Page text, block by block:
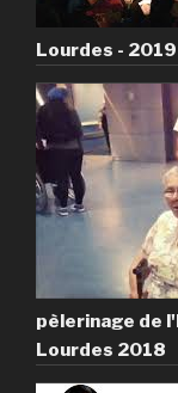
Lourdes - 2019
pèlerinage de
Lourdes 2018